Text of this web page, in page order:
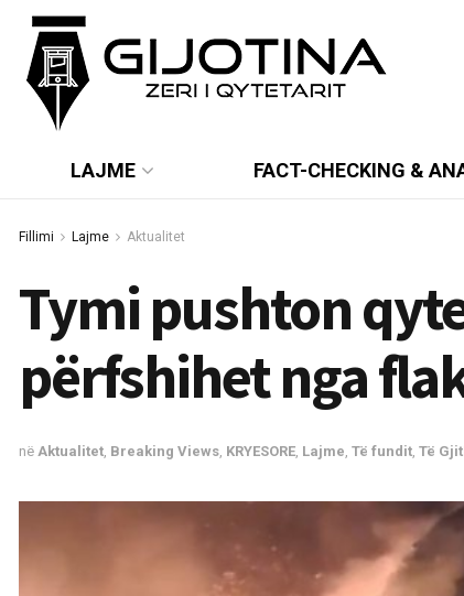
LAJME FACT-CHECKING &
Fillimi Lajme Aktualitet
Tymi pushton
përfshihet nga
në Aktualitet Breaking Views KRYESORE Lajme Të fundit Të